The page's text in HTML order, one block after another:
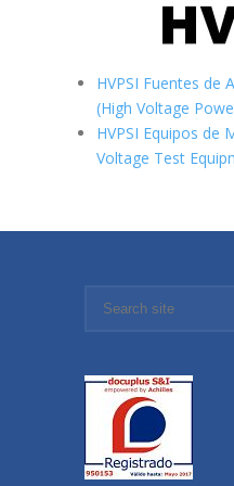
HVPSI Fuentes de
(High Voltage
HVPSI Equipos de
Voltage Test